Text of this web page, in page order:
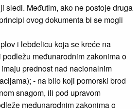
sledi. Međutim, ako ne postoje druga
ovog dokumenta bi se mogli
i lebdelicu koja se kreće na
međunarodnim zakonima o
prednost nad nacionalnim
- na bilo koji pomorski brod
snagom, ili pod upravom
međunarodnim zakonima o